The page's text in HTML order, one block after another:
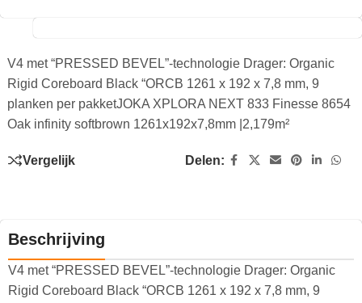
V4 met “PRESSED BEVEL”-technologie Drager: Organic
Rigid Coreboard Black “ORCB 1261 x 192 x 7,8 mm, 9
planken per pakketJOKA XPLORA NEXT 833 Finesse 8654
Oak infinity softbrown 1261x192x7,8mm |2,179m²
Vergelijk Delen:
Beschrijving
V4 met “PRESSED BEVEL”-technologie Drager: Organic
Rigid Coreboard Black “ORCB 1261 x 192 x 7,8 mm, 9